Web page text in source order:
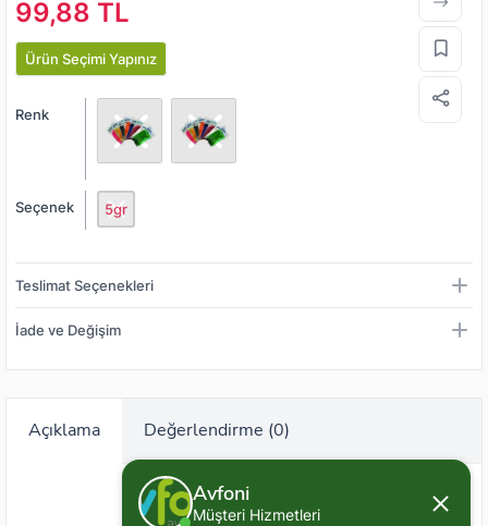
99,88 TL
Ürün Seçimi Yapınız
Renk
Seçenek 5gr
Teslimat Seçenekleri
İade ve Değişim
Açıklama Değerlendirme (0)
Avfoni
Müşteri Hizmetleri